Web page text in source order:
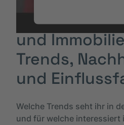
Video
Mehr
Ausblick auf
und
Trends,
und
Welche Trends seht ihr in
und für welche interessiert